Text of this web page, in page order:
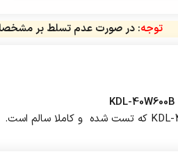
توجه: در صورت عدم تسلط بر